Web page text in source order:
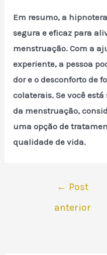
Em resumo, a
segura e eficaz para
menstruação. Com a
experiente, a pessoa
dor e o desconforto de
colaterais. Se você
da menstruação,
uma opção de
qualidade de vida.
Navegação
← Post
anterior